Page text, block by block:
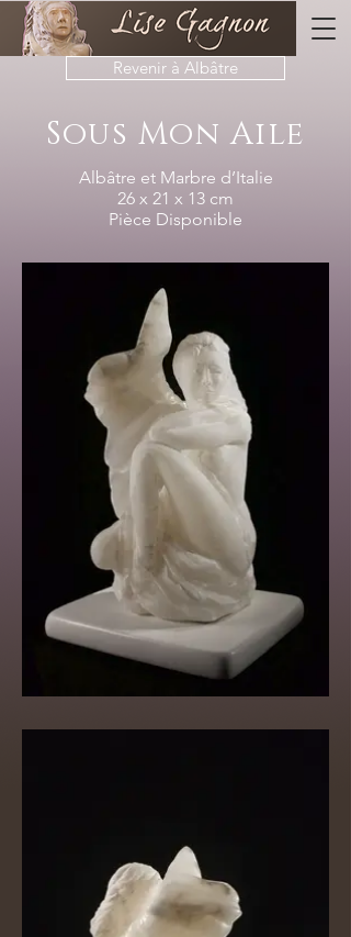
Revenir à Albâtre
Sous Mon Aile
Albâtre et Marbre d’Italie
26 x 21 x 13 cm
Pièce Disponible